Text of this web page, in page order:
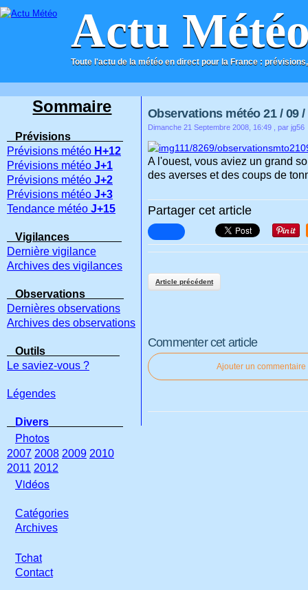
Actu
Toute l'actu de la météo en direct pour la France :
ACCUEIL CONTACT
Observations météo 21 / 09 /
Dimanche 21 Septembre 2008, 16:49 , par jg56
A l'ouest, vous aviez un grand
des averses et des coups de
Partager cet article
Article précédent
Commenter cet article
Ajouter un commentaire
Sommaire
Prévisions
Prévisions météo H+12
Prévisions météo J+1
Prévisions météo J+2
Prévisions météo J+3
Tendance météo J+15
Vigilances
Dernière vigilance
Archives des vigilances
Observations
Dernières observations
Archives des observations
Outils
Le saviez-vous ?
Légendes
Divers
Photos
2007 2008 2009 2010
2011 2012
Vidéos
Catégories
Archives
Tchat
Contact